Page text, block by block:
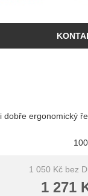
dobře ergonomický
1 050 Kč bez
1 271